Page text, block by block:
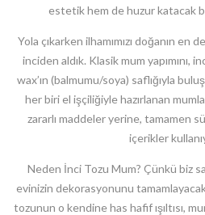
estetik hem de huzur katacak
Yola çıkarken ilhamımızı doğanın
inciden aldık. Klasik mum
wax’ın (balmumu/soya) saflığıyla
her biri el işçiliğiyle hazırlanan
zararlı maddeler yerine, tamamen
içerikler
Neden İnci Tozu Mum? Çünkü biz
evinizin dekorasyonunu
tozunun o kendine has hafif ışıltısı,